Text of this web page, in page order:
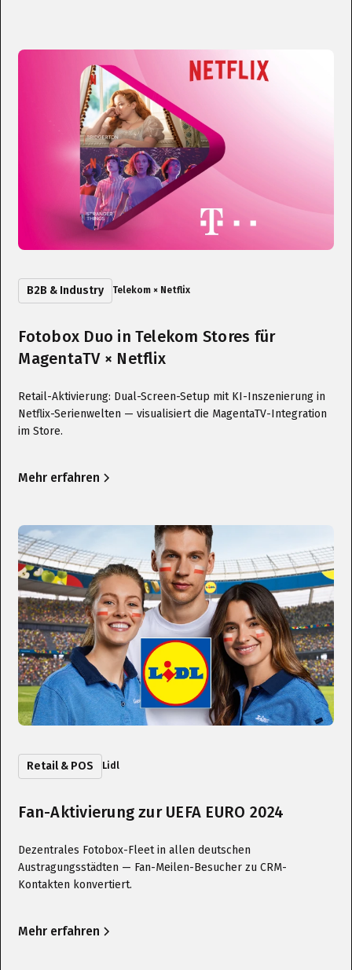
B2B & Industry Telekom × Netflix
Fotobox Duo in Telekom Stores für
MagentaTV × Netflix
Retail-Aktivierung: Dual-Screen-Setup mit KI-Inszenierung in
Netflix-Serienwelten — visualisiert die MagentaTV-Integration
im Store.
Mehr erfahren
Retail & POS Lidl
Fan-Aktivierung zur UEFA EURO 2024
Dezentrales Fotobox-Fleet in allen deutschen
Austragungsstädten — Fan-Meilen-Besucher zu CRM-
Kontakten konvertiert.
Mehr erfahren